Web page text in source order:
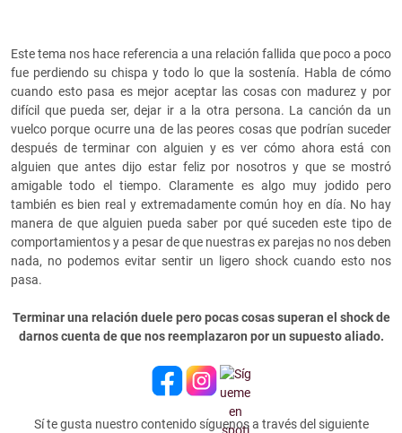
Este tema nos hace referencia a una relación fallida que poco a poco
fue perdiendo su chispa y todo lo que la sostenía. Habla de cómo
cuando esto pasa es mejor aceptar las cosas con madurez y por
difícil que pueda ser, dejar ir a la otra persona. La canción da un
vuelco porque ocurre una de las peores cosas que podrían suceder
después de terminar con alguien y es ver cómo ahora está con
alguien que antes dijo estar feliz por nosotros y que se mostró
amigable todo el tiempo. Claramente es algo muy jodido pero
también es bien real y extremadamente común hoy en día. No hay
manera de que alguien pueda saber por qué suceden este tipo de
comportamientos y a pesar de que nuestras ex parejas no nos deben
nada, no podemos evitar sentir un ligero shock cuando esto nos
pasa.
Terminar una relación duele pero pocas cosas superan el shock de
darnos cuenta de que nos reemplazaron por un supuesto aliado.
Sí te gusta nuestro contenido síguenos a través del siguiente